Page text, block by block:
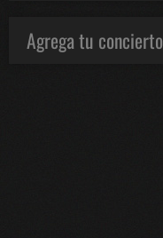
Agrega tu concierto